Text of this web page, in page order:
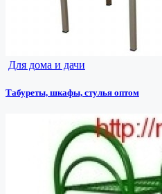
Для дома и дачи
Табуреты, шкафы, стулья оптом